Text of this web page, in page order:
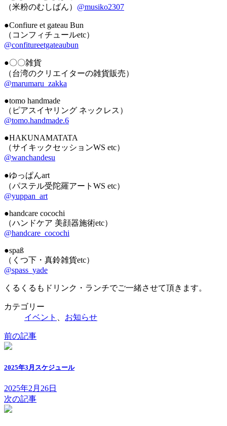
（米粉のむしばん） @musiko2307
●Confiure et gateau Bun
（コンフィチュールetc）
@confitureetgateaubun
●〇〇雑貨
（台湾のクリエイターの雑貨販売）
@marumaru_zakka
●tomo handmade
（ピアスイヤリング ネックレス）
@tomo.handmade.6
●HAKUNAMATATA
（サイキックセッションWS etc）
@wanchandesu
●ゆっぱんart
（パステル受陀羅アートWS etc）
@yuppan_art
●handcare cocochi
（ハンドケア 美顔器施術etc）
@handcare_cocochi
●spaß
（くつ下・真鈴雑貨etc）
@spass_yade
くるくるもドリンク・ランチでご一緒させて頂きます。
カテゴリー
イベント
お知らせ
前の記事
2025年3月スケジュール
2025年2月26日
次の記事